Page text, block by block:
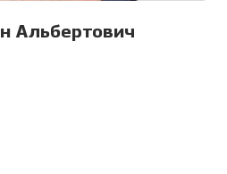
Альбертович